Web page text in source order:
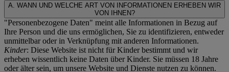
A. WANN UND WELCHE ART VON INFORMATIONEN ERHEBEN WIR
VON IHNEN?
"Personenbezogene Daten" meint alle Informationen in Bezug auf
Ihre Person und die uns ermöglichen, Sie zu identifizieren, entweder
unmittelbar oder in Verknüpfung mit anderen Informationen.
Kinder: Diese Website ist nicht für Kinder bestimmt und wir
erheben wissentlich keine Daten über Kinder. Sie müssen 18 Jahre
oder älter sein, um unsere Website und Dienste nutzen zu können.